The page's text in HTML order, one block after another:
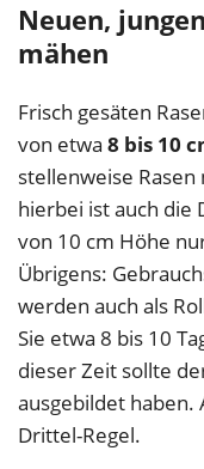
Neuen,
mähen
Frisch gesäten
von etwa 8 bis 10
stellenweise
hierbei ist auch die
von 10 cm Höhe
Übrigens:
werden auch als
Sie etwa 8 bis 10
dieser Zeit sollte
ausgebildet haben.
Drittel-Regel.